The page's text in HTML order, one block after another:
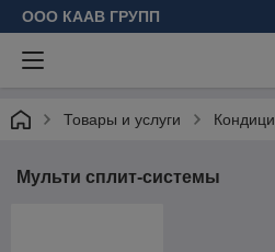
ООО КААВ ГРУПП
Товары и услуги
Мульти сплит-системы